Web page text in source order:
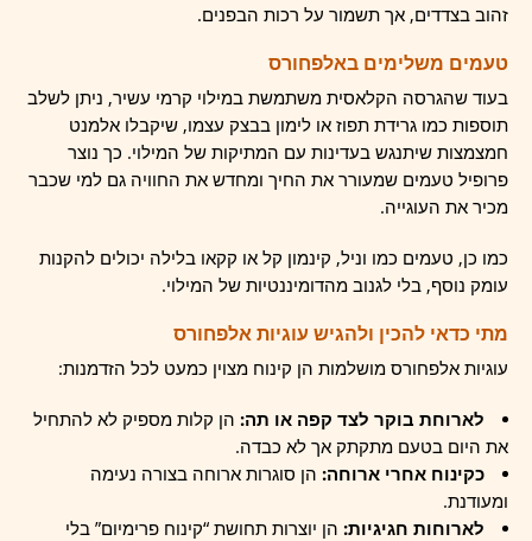
זהוב בצדדים, אך תשמור על רכות הבפנים.
טעמים משלימים באלפחורס
בעוד שהגרסה הקלאסית משתמשת במילוי קרמי עשיר, ניתן לשלב
תוספות כמו גרידת תפוז או לימון בבצק עצמו, שיקבלו אלמנט
חמצמצות שיתנגש בעדינות עם המתיקות של המילוי. כך נוצר
פרופיל טעמים שמעורר את החיך ומחדש את החוויה גם למי שכבר
מכיר את העוגייה.
כמו כן, טעמים כמו וניל, קינמון קל או קקאו בלילה יכולים להקנות
עומק נוסף, בלי לגנוב מהדומיננטיות של המילוי.
מתי כדאי להכין ולהגיש עוגיות אלפחורס
עוגיות אלפחורס מושלמות הן קינוח מצוין כמעט לכל הזדמנות:
לארוחת בוקר לצד קפה או תה: הן קלות מספיק לא להתחיל
את היום בטעם מתקתק אך לא כבדה.
כקינוח אחרי ארוחה: הן סוגרות ארוחה בצורה נעימה
ומעודנת.
לארוחות חגיגיות: הן יוצרות תחושת “קינוח פרימיום” בלי